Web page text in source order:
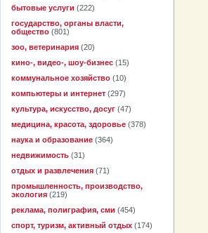
бытовые услуги (222)
государство, органы власти,
общество (801)
зоо, ветеринария (20)
кино-, видео-, шоу-бизнес (15)
коммунальное хозяйство (10)
компьютеры и интернет (297)
культура, искусство, досуг (47)
медицина, красота, здоровье (378)
наука и образование (364)
недвижимость (31)
отдых и развлечения (71)
промышленность, производство,
экология (219)
реклама, полиграфия, сми (454)
спорт, туризм, активный отдых (174)